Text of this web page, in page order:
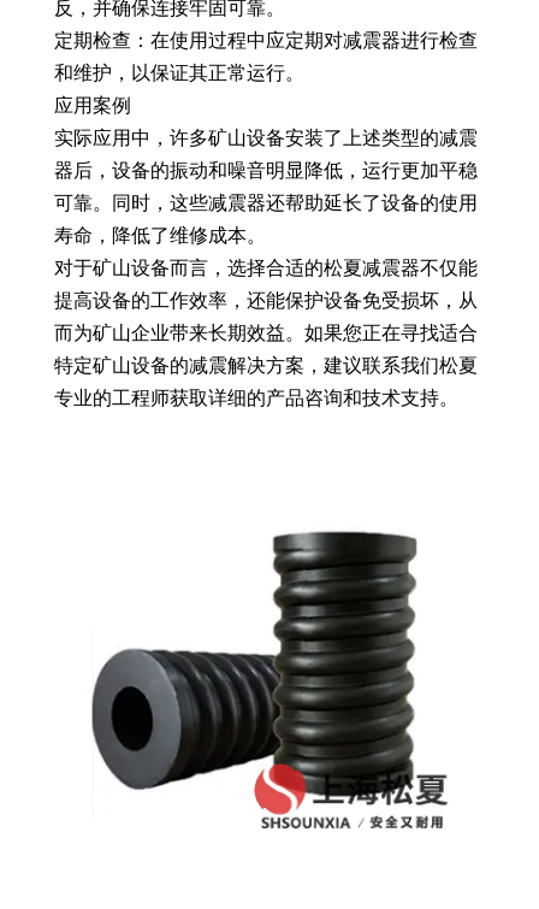
反，并确保连接牢固可靠。
定期检查：在使用过程中应定期对减震器进行检查
和维护，以保证其正常运行。
应用案例
实际应用中，许多矿山设备安装了上述类型的减震
器后，设备的振动和噪音明显降低，运行更加平稳
可靠。同时，这些减震器还帮助延长了设备的使用
寿命，降低了维修成本。
对于矿山设备而言，选择合适的松夏减震器不仅能
提高设备的工作效率，还能保护设备免受损坏，从
而为矿山企业带来长期效益。如果您正在寻找适合
特定矿山设备的减震解决方案，建议联系我们松夏
专业的工程师获取详细的产品咨询和技术支持。